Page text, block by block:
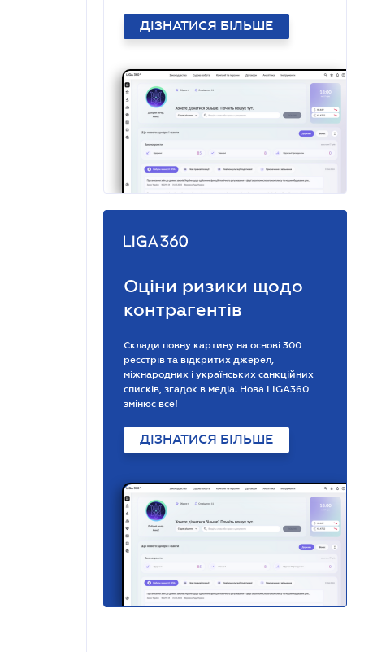
ДІЗНАТИСЯ БІЛЬШЕ
Оціни ризики щодо
контрагентів
Склади повну картину на основі 300
реєстрів та відкритих джерел,
міжнародних і українських санкційних
списків, згадок в медіа. Нова LIGA360
змінює все!
ДІЗНАТИСЯ БІЛЬШЕ